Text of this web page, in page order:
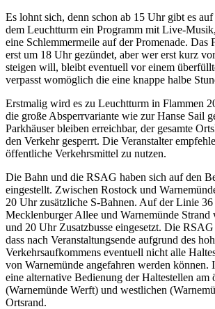
Es lohnt sich, denn schon ab 15 Uhr gibt es
dem Leuchtturm ein Programm mit Live-
eine Schlemmermeile auf der Promenade.
erst um 18 Uhr gezündet, aber wer erst kurz
steigen will, bleibt eventuell vor einem
verpasst womöglich die eine knappe halbe
Erstmalig wird es zu Leuchtturm in Flammen
die große Absperrvariante wie zur Hanse Sail
Parkhäuser bleiben erreichbar, der gesamte
den Verkehr gesperrt. Die Veranstalter
öffentliche Verkehrsmittel zu nutzen.
Die Bahn und die RSAG haben sich auf den
eingestellt. Zwischen Rostock und
20 Uhr zusätzliche S-Bahnen. Auf der Linie 36
Mecklenburger Allee und Warnemünde Strand
und 20 Uhr Zusatzbusse eingesetzt. Die
dass nach Veranstaltungsende aufgrund des
Verkehrsaufkommens eventuell nicht alle
von Warnemünde angefahren werden können.
eine alternative Bedienung der Haltestellen am
(Warnemünde Werft) und westlichen
Ortsrand.